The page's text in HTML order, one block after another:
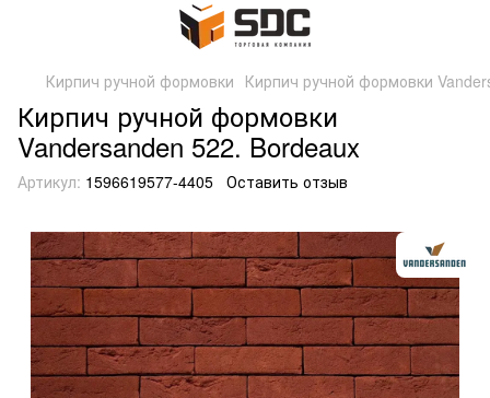
Кирпич ручной формовки Кирпич ручной формовки
Кирпич ручной формовки
Vandersanden 522. Bordeaux
Артикул: 1596619577-4405 Оставить отзыв